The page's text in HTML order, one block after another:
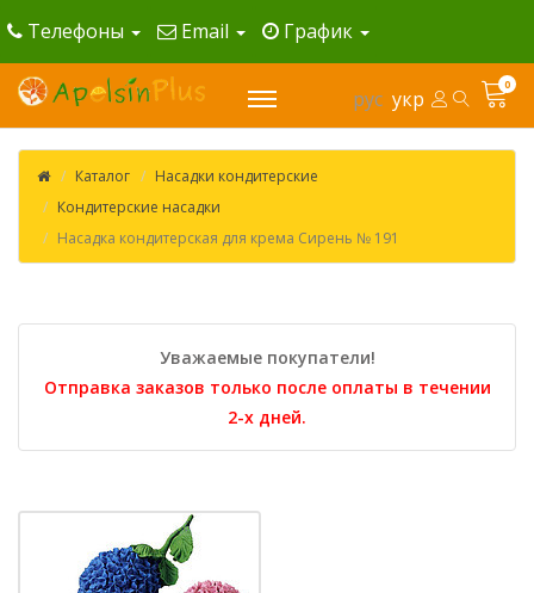
Телефоны Email График
рус укр
0
Каталог
Насадки кондитерские
Кондитерские насадки
Насадка кондитерская для крема Сирень № 191
Уважаемые покупатели!
Отправка заказов только после оплаты в течении
2-х дней.